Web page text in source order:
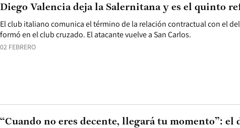
02 FEBRERO
El club italiano comunica el término de la relación contractual con el
formó en el club cruzado. El atacante vuelve a San Carlos.
Diego Valencia deja la Salernitana y es el quinto
“Cuando no eres decente, llegará tu momento”: el